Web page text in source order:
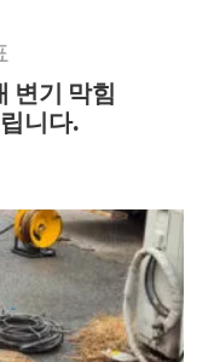
변기 막힘
니다.